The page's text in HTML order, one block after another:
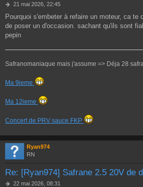
M
s
s
a
e
21 mai 2026, 22:45
Pourquoi s'embeter à refaire un moteur, ca te
de poser un d'occasion. sachant qu'ils sont
pepin
Safranomaniaque mais j'assume => Déja 28
Ma 9ieme
Ma 12ieme
Concert de PRV sauce FKP
Ryan974
RN
Re: [Ryan974] Safrane 2.5 20V de
M
22 mai 2026, 08:31